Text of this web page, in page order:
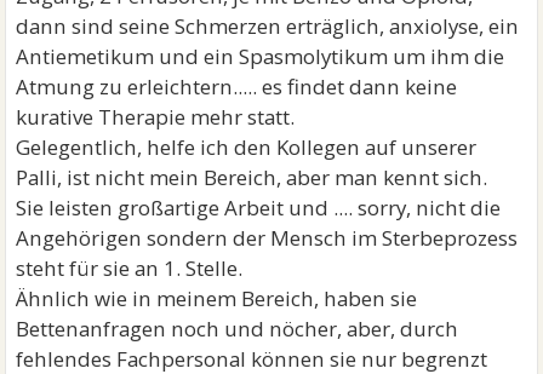
dann sind seine Schmerzen erträglich, anxiolyse, ein
Antiemetikum und ein Spasmolytikum um ihm die
Atmung zu erleichtern..... es findet dann keine
kurative Therapie mehr statt.
Gelegentlich, helfe ich den Kollegen auf unserer
Palli, ist nicht mein Bereich, aber man kennt sich.
Sie leisten großartige Arbeit und .... sorry, nicht die
Angehörigen sondern der Mensch im Sterbeprozess
steht für sie an 1. Stelle.
Ähnlich wie in meinem Bereich, haben sie
Bettenanfragen noch und nöcher, aber, durch
fehlendes Fachpersonal können sie nur begrenzt